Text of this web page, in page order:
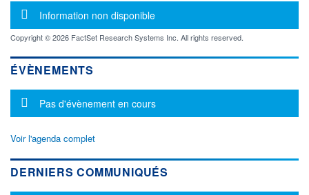
Message d'information
Information non disponible
Copyright © 2026 FactSet Research Systems Inc. All rights reserved.
ÉVÈNEMENTS
Message d'information
Pas d'évènement en cours
Voir l'agenda complet
DERNIERS COMMUNIQUÉS